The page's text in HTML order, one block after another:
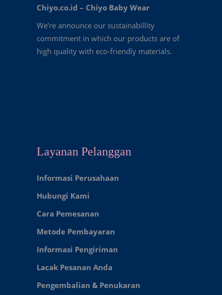
Chiyo.co.id – Chiyo Baby Wear
We’re announce our sustainabillity
commitment in which our products are of
high quality with eco-friendly materials.
Layanan Pelanggan
Informasi Perusahaan
Hubungi Kami
Cara Pemesanan
Metode Pembayaran
Informasi Pengiriman
Lacak Pesanan Anda
Pengembalian & Penukaran